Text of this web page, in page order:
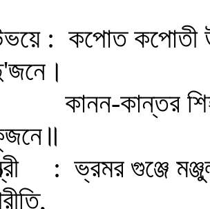
: কপোত কপোতী
কানন-কান্তর
: ভ্রমর গুঞ্জে